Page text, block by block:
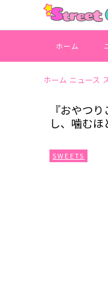
ホーム
ホーム ニュース
『おやつ
し、噛む
SWEETS